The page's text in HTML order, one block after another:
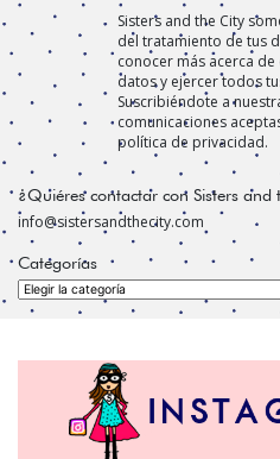
Sisters and the City
del tratamiento de tus
conocer más acerca
datos y ejercer todos
Suscribiéndote a
comunicaciones
política de privacidad.
¿Quiéres contactar con Sisters and
info@sistersandthecity.com
Categorías
Categorías